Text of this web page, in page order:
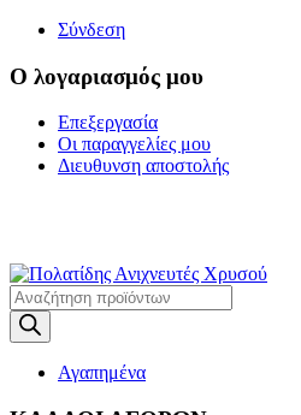
Σύνδεση
Ο λογαριασμός μου
Επεξεργασία
Οι παραγγελίες μου
Διευθυνση αποστολής
Products
search
Αγαπημένα